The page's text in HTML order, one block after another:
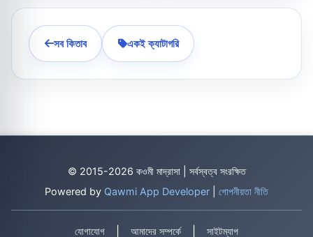
সব কিতাব একই ক্যাটাগরি
© 2015-2026 কওমী মাদ্রাসা | সর্বস্বত্ব সংরক্ষিত
Powered by Qawmi App Developer গোপনীয়তা নীতি
যোগাযোগ আমাদের সম্পর্কে সাইটম্যাপ